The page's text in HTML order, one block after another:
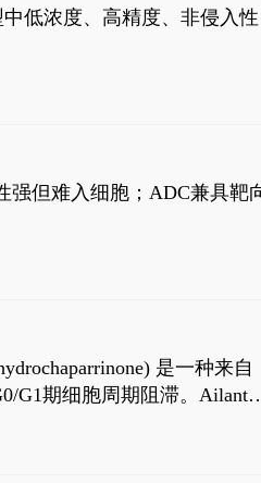
低浓度、高精度、非侵入性
强但难入细胞；ADC兼具靶
是一种来自
G1期细胞周期阻滞。
nM。